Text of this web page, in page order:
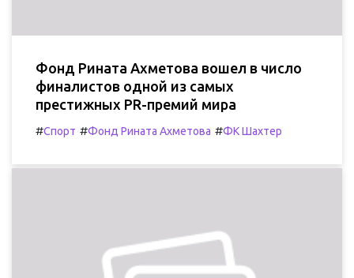
Фонд Рината Ахметова вошел в число
финалистов одной из самых
престижных PR-премий мира
#Спорт #Фонд Рината Ахметова #ФК Шахтер